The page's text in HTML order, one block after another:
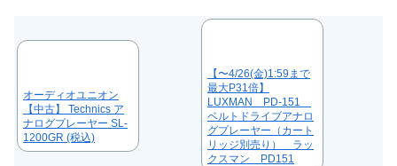
オーディオユニオン
【中古】 Technics ア
ナログプレーヤー SL-
1200GR (税込)
【〜4/26(金)1:59まで
最大P31倍】
LUXMAN PD-151
ベルトドライブアナロ
グプレーヤー（カート
リッジ別売り） ラッ
クスマン PD151